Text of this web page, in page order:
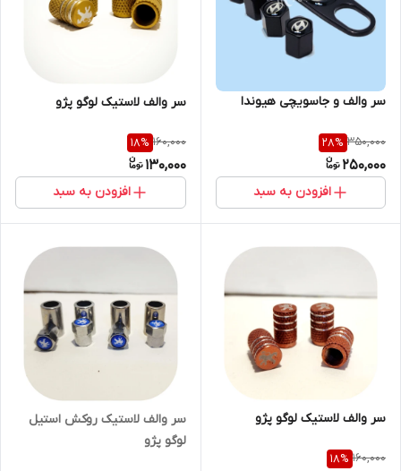
سر والف و جاسویچی هیوندا
350,000
28%
250,000
افزودن به سبد
سر والف لاستیک لوگو پژو
160,000
18%
130,000
افزودن به سبد
سر والف لاستیک لوگو پژو
160,000
18%
سر والف لاستیک روکش استیل
لوگو پژو